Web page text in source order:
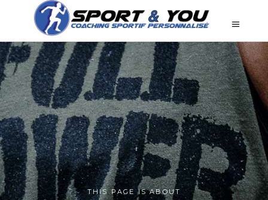
THIS PAGE IS ABOUT